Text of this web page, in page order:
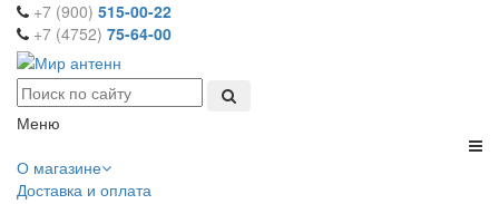
+7 (900) 515-00-22
+7 (4752) 75-64-00
Меню
О магазине
Доставка и оплата